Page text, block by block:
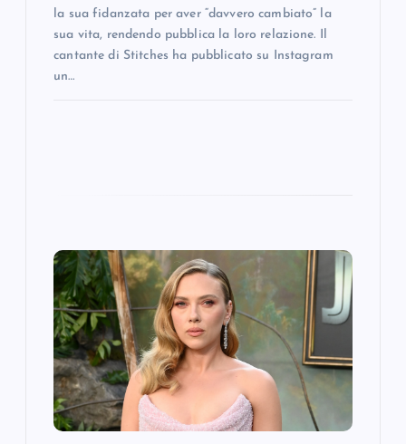
la sua fidanzata per aver “davvero cambiato” la
sua vita, rendendo pubblica la loro relazione. Il
cantante di Stitches ha pubblicato su Instagram
un…